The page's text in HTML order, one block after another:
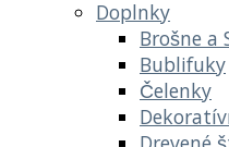
Doplnky
Brošne a
Bublifuky
Čelenky